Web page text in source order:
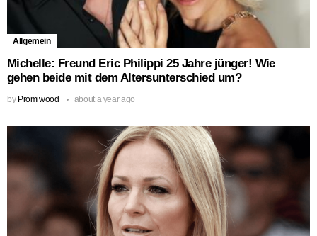
Allgemein
Michelle: Freund Eric Philippi 25 Jahre jünger! Wie
gehen beide mit dem Altersunterschied um?
by Promiwood about a year ago